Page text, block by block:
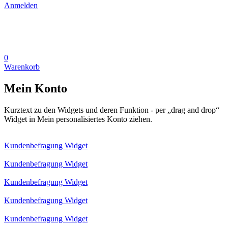
Anmelden
0
Warenkorb
Mein Konto
Kurztext zu den Widgets und deren Funktion - per „drag and drop“
Widget in Mein personalisiertes Konto ziehen.
Kundenbefragung Widget
Kundenbefragung Widget
Kundenbefragung Widget
Kundenbefragung Widget
Kundenbefragung Widget